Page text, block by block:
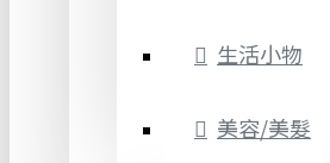
生活小物
美容/美髮